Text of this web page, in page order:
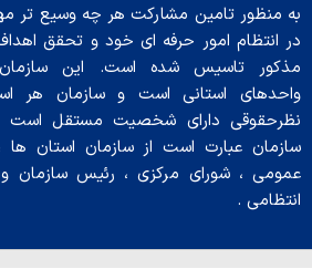
به منظور تامین مشارکت هر چه وسیع تر
در انتظام امور حرفه ای خود و تحقق
مذکور تاسیس شده است. این سازمان
واحدهای استانی است و سازمان هر
نظرحقوقی دارای شخصیت مستقل است .
سازمان عبارت است از سازمان استان ها
عمومی ، شورای مرکزی ، رئیس سازمان
انتظامی .